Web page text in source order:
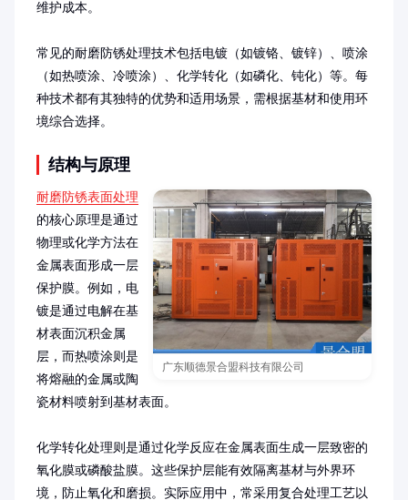
维护成本。
常见的耐磨防锈处理技术包括电镀（如镀铬、镀锌）、喷涂
（如热喷涂、冷喷涂）、化学转化（如磷化、钝化）等。每
种技术都有其独特的优势和适用场景，需根据基材和使用环
境综合选择。
结构与原理
广东顺德景合盟科技有限公司
耐磨防锈表面处理
的核心原理是通过
物理或化学方法在
金属表面形成一层
保护膜。例如，电
镀是通过电解在基
材表面沉积金属
层，而热喷涂则是
将熔融的金属或陶
瓷材料喷射到基材表面。
化学转化处理则是通过化学反应在金属表面生成一层致密的
氧化膜或磷酸盐膜。这些保护层能有效隔离基材与外界环
境，防止氧化和磨损。实际应用中，常采用复合处理工艺以